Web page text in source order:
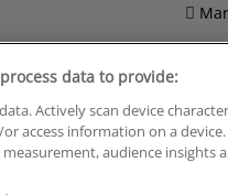
data to provide:
Actively scan device
access information on a
audience insights